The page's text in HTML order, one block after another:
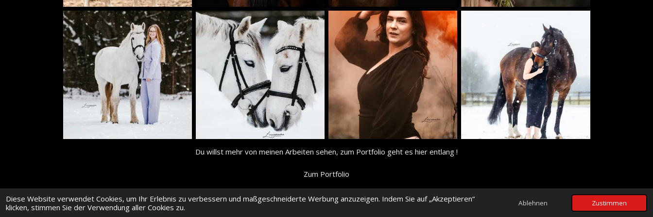
Diese Website verwendet Cookies, um Ihr Erlebnis zu verbessern und maßgeschneiderte Werbung anzuzeigen. Indem Sie auf „Akzeptieren“
klicken, stimmen Sie der Verwendung aller Cookies zu.
Ablehnen Zustimmen
Du willst mehr von meinen Arbeiten sehen, zum Portfolio geht es hier entlang !
Zum Portfolio